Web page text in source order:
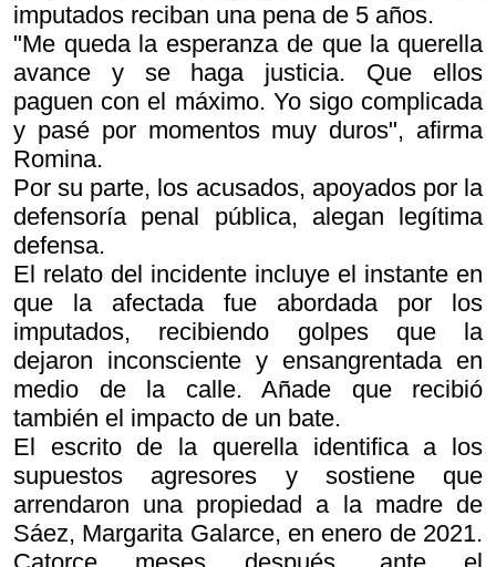
imputados reciban una pena de 5 años.
"Me queda la esperanza de que la querella
avance y se haga justicia. Que ellos
paguen con el máximo. Yo sigo complicada
y pasé por momentos muy duros", afirma
Romina.
Por su parte, los acusados, apoyados por la
defensoría penal pública, alegan legítima
defensa.
El relato del incidente incluye el instante en
que la afectada fue abordada por los
imputados, recibiendo golpes que la
dejaron inconsciente y ensangrentada en
medio de la calle. Añade que recibió
también el impacto de un bate.
El escrito de la querella identifica a los
supuestos agresores y sostiene que
arrendaron una propiedad a la madre de
Sáez, Margarita Galarce, en enero de 2021.